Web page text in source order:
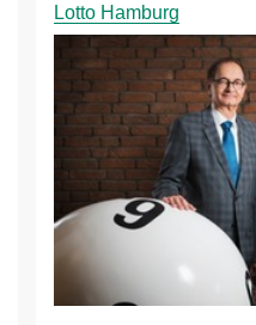
Lotto Hamburg